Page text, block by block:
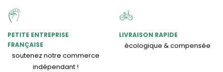
PETITE ENTREPRISE
FRANÇAISE
soutenez notre commerce
indépendant !
LIVRAISON RAPIDE
écologique & compensée